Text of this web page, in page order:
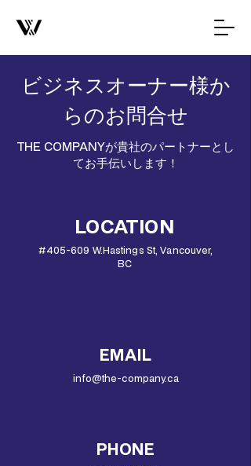
ビジネスオーナー様か
らのお問合せ
THE COMPANYが貴社のパートナーとし
てお手伝いします！
LOCATION
#405-609 W.Hastings St, Vancouver,
BC
EMAIL
info@the-company.ca
PHONE